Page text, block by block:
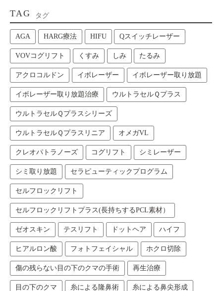
TAG タグ
AGA HARG療法 HIFU Qスイッチレーザー
VOVコグリフト くすみ しみ たるみ
アクロコルドン イボレーザー イボレーザー取り放題
イボレーザー取り放題治療 ウルトラセルＱプラス
ウルトラセルＱプラスシリーズ
ウルトラセルＱプラスリニア オメガVL
クレオパトラノーズ コグリフト シミレーザー
シミ取り放題 セラピューティックプログラム
セルフロックリフト
セルフロックリフトプラス(長持ちするPCL素材）
ゼオスキン テスリフト ドットヘア ハイフ
ヒアルロン酸 フォトフェイシャル ホクロ切除
傷の残らない目の下のクマの手術 再生治療
目の下のクマ 糸による隆鼻術 糸による鼻尖形成